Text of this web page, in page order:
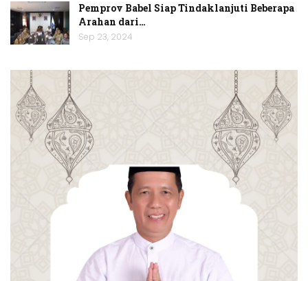
Pemprov Babel Siap Tindaklanjuti Beberapa
Arahan dari…
Sep 23, 2024